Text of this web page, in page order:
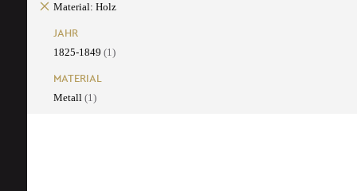
Material: Holz
JAHR
1825-1849 (1)
MATERIAL
Metall (1)